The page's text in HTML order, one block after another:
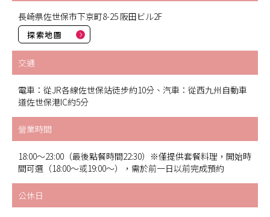
長崎県佐世保市下京町8-25 阪田ビル2F
探索地圖
交通
電車：從JR各線佐世保站徒步約10分、汽車：從西九州自動車
道佐世保港IC約5分
營業時間
18:00～23:00（最後點餐時間22:30）※僅提供套餐料理，開始時
間可選（18:00～或19:00～），需於前一日以前完成預約
公休日